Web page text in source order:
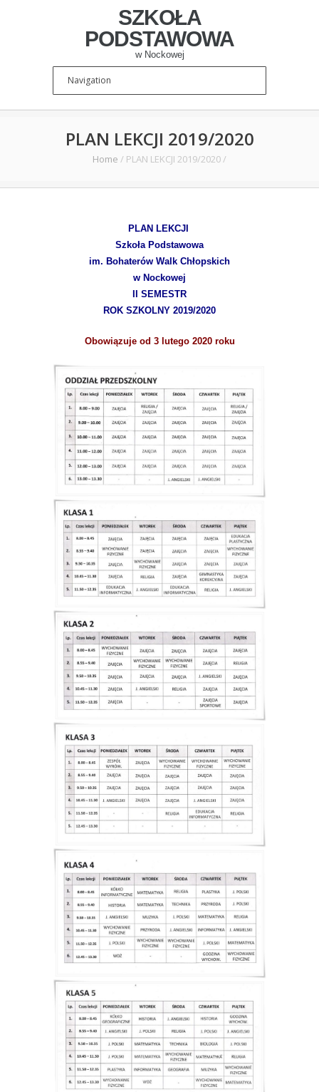
SZKOŁA
PODSTAWOWA
w Nockowej
PLAN LEKCJI 2019/2020
Home / PLAN LEKCJI 2019/2020/
PLAN LEKCJI
Szkoła Podstawowa
im. Bohaterów Walk Chłopskich
w Nockowej
II SEMESTR
ROK SZKOLNY 2019/2020
Obowiązuje od 3 lutego 2020 roku